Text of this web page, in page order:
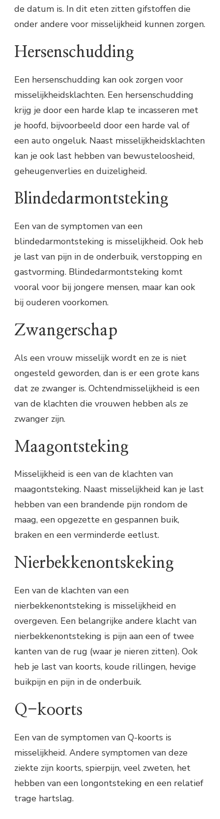
de datum is. In dit eten zitten gifstoffen die
onder andere voor misselijkheid kunnen zorgen.
Hersenschudding
Een hersenschudding kan ook zorgen voor
misselijkheidsklachten. Een hersenschudding
krijg je door een harde klap te incasseren met
je hoofd, bijvoorbeeld door een harde val of
een auto ongeluk. Naast misselijkheidsklachten
kan je ook last hebben van bewusteloosheid,
geheugenverlies en duizeligheid.
Blindedarmontsteking
Een van de symptomen van een
blindedarmontsteking is misselijkheid. Ook heb
je last van pijn in de onderbuik, verstopping en
gastvorming. Blindedarmontsteking komt
vooral voor bij jongere mensen, maar kan ook
bij ouderen voorkomen.
Zwangerschap
Als een vrouw misselijk wordt en ze is niet
ongesteld geworden, dan is er een grote kans
dat ze zwanger is. Ochtendmisselijkheid is een
van de klachten die vrouwen hebben als ze
zwanger zijn.
Maagontsteking
Misselijkheid is een van de klachten van
maagontsteking. Naast misselijkheid kan je last
hebben van een brandende pijn rondom de
maag, een opgezette en gespannen buik,
braken en een verminderde eetlust.
Nierbekkenontskeking
Een van de klachten van een
nierbekkenontsteking is misselijkheid en
overgeven. Een belangrijke andere klacht van
nierbekkenontsteking is pijn aan een of twee
kanten van de rug (waar je nieren zitten). Ook
heb je last van koorts, koude rillingen, hevige
buikpijn en pijn in de onderbuik.
Q-koorts
Een van de symptomen van Q-koorts is
misselijkheid. Andere symptomen van deze
ziekte zijn koorts, spierpijn, veel zweten, het
hebben van een longontsteking en een relatief
trage hartslag.